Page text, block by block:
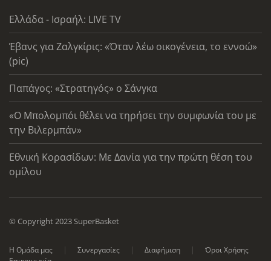
Ελλάδα - Ισραήλ: LIVE TV
Έβανς για Ζαλγκίρις: «Όταν λέω οικογένεια, το εννοώ»
(pic)
Παπάγος: «Στρατηγός» ο Σάνγκα
«Ο Μπολομπόι θέλει να τηρήσει την συμφωνία του με
την Βιλερμπάν»
Εθνική Κορασίδων: Με Δανία για την πρώτη θέση του
ομίλου
© Copyright 2023 SuperBasket
Η Ομάδα μας Συνεργασίες Διαφήμιση
Όροι Χρήσης